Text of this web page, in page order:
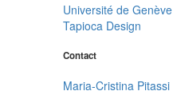
Université de Genève
Tapioca Design
Contact
Maria-Cristina Pitassi